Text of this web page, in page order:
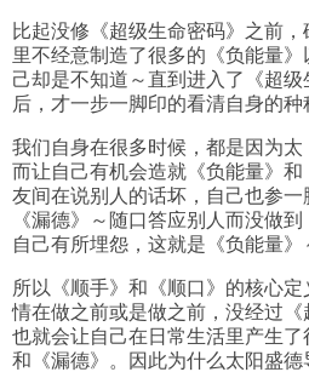
比起没修《超级生命密码》之前
里不经意制造了很多的《负能量
己却是不知道～直到进入了《超
后，才一步一脚印的看清自身的种
我们自身在很多时候，都是因为太
而让自己有机会造就《负能量》
友间在说别人的话坏，自己也参
《漏德》～随口答应别人而没做
自己有所埋怨，这就是《负能量》
所以《顺手》和《顺口》的核心
情在做之前或是做之前，没经过
也就会让自己在日常生活里产生了
和《漏德》。因此为什么太阳盛